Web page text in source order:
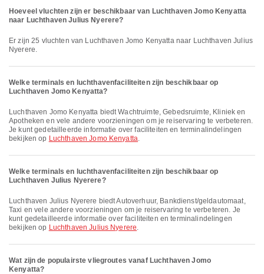
Hoeveel vluchten zijn er beschikbaar van Luchthaven Jomo Kenyatta
naar Luchthaven Julius Nyerere?
Er zijn 25 vluchten van Luchthaven Jomo Kenyatta naar Luchthaven Julius
Nyerere.
Welke terminals en luchthavenfaciliteiten zijn beschikbaar op
Luchthaven Jomo Kenyatta?
Luchthaven Jomo Kenyatta biedt Wachtruimte, Gebedsruimte, Kliniek en
Apotheken en vele andere voorzieningen om je reiservaring te verbeteren.
Je kunt gedetailleerde informatie over faciliteiten en terminalindelingen
bekijken op Luchthaven Jomo Kenyatta.
Welke terminals en luchthavenfaciliteiten zijn beschikbaar op
Luchthaven Julius Nyerere?
Luchthaven Julius Nyerere biedt Autoverhuur, Bankdienst/geldautomaat,
Taxi en vele andere voorzieningen om je reiservaring te verbeteren. Je
kunt gedetailleerde informatie over faciliteiten en terminalindelingen
bekijken op Luchthaven Julius Nyerere.
Wat zijn de populairste vliegroutes vanaf Luchthaven Jomo
Kenyatta?